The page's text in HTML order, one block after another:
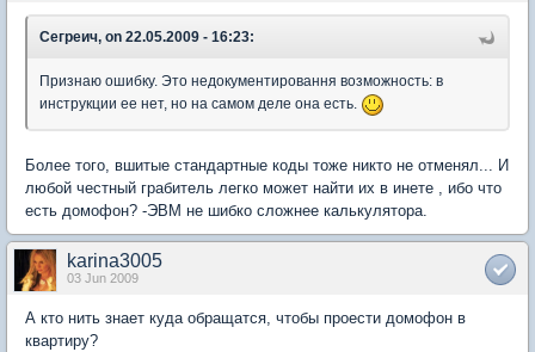
Сегреич, on 22.05.2009 - 16:23:
Признаю ошибку. Это недокументировання возможность: в
инструкции ее нет, но на самом деле она есть.
Более того, вшитые стандартные коды тоже никто не отменял... И
любой честный грабитель легко может найти их в инете , ибо что
есть домофон? -ЭВМ не шибко сложнее калькулятора.
karina3005
03 Jun 2009
А кто нить знает куда обращатся, чтобы проести домофон в
квартиру?